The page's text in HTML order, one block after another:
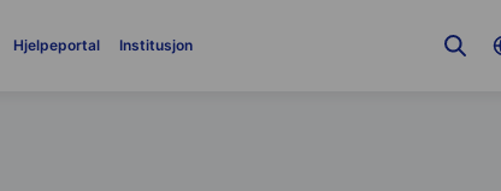
Hjelpeportal Institusjon